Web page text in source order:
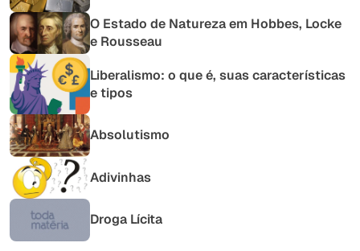
O Estado de Natureza em Hobbes, Locke
e Rousseau
Liberalismo: o que é, suas características
e tipos
Absolutismo
Adivinhas
Droga Lícita